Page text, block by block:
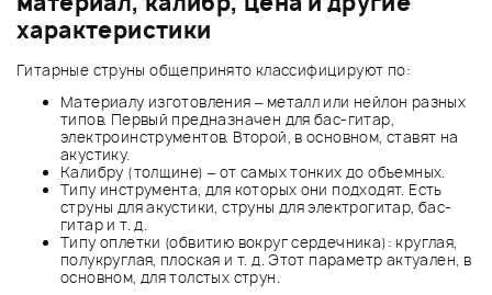
характеристики
Гитарные струны общепринято классифицируют по:
Материалу изготовления – металл или нейлон разных
типов. Первый предназначен для бас-гитар,
электроинструментов. Второй, в основном, ставят на
акустику.
Калибру (толщине) – от самых тонких до объемных.
Типу инструмента, для которых они подходят. Есть
струны для акустики, струны для электрогитар, бас-
гитар и т. д.
Типу оплетки (обвитию вокруг сердечника): круглая,
полукруглая, плоская и т. д. Этот параметр актуален, в
основном, для толстых струн.